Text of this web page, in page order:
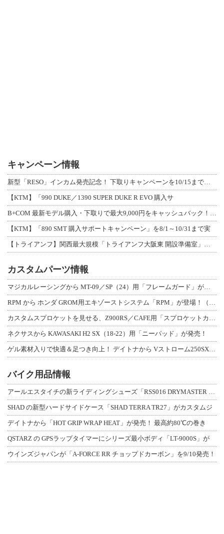
キャンペーン情報
新型「RESO」インカム発売記念！ 下取りキャンペーンを10/15まで延長して開
【KTM】「990 DUKE／1390 SUPER DUKE R EVO 購入サ
B+COM 最新モデル購入・下取りで最大9,000円をキャッシュバック！「B+F
【KTM】「890 SMT 購入サポートキャンペーン」を8/1～10/31まで実
【トライアンフ】関西最大規模「トライアンフ大阪東 開設準備室」がオープン！ 限定
カスタムパーツ情報
マジカルレーシングから MT-09／SP（24）用「フレームガード」が登場！
RPM から ホンダ GROM用エキゾーストシステム「RPM」が登場！（動画あり
カスタムスプロケットを見せる、Z900RS／CAFE用「スプロケットカバーフルキ
ネクサスから KAWASAKI H2 SX（18-22）用「ニーパッド」が発売！
ゲル素材入りで快適＆足つき向上！ デイトナから Vストローム250SX用「快適ロ
バイク用品情報
アールエスタイチの新ライディングシューズ「RSS016 DRYMASTER スト
SHAD の新型ハードサイドケース「SHAD TERRA TR27」がカスタムジ
デイトナから「HOT GRIP WRAP HEAT」が発売！ 最高約80℃の巻き
QSTARZ の GPSラップタイマーにシリーズ最小ボディ「LT-9000S」が
ウインズジャパンが「A-FORCE RR チョップドカーボン」を9/10発売！